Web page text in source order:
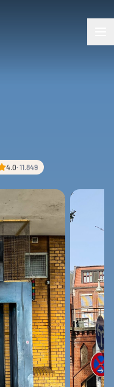
4.0· 11.849